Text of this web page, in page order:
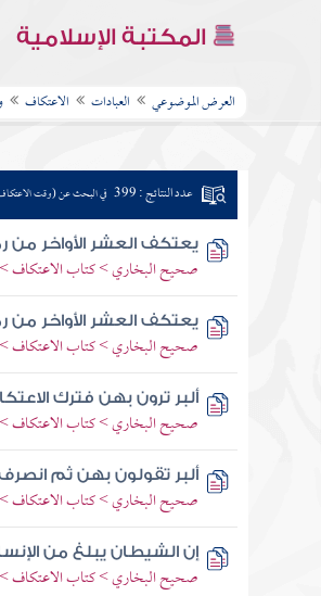
المكتبة الإسلامية
العرض الموضوعي العبادات الاعتكاف
عدد النتائج : 399 في البحث عن (وقت
يعتكف العشر الأواخر من
صحيح البخاري > كتاب الاعتكاف >
يعتكف العشر الأواخر من
صحيح البخاري > كتاب الاعتكاف >
ألبر ترون بهن فترك
صحيح البخاري > كتاب الاعتكاف >
ألبر تقولون بهن ثم
صحيح البخاري > كتاب الاعتكاف >
إن الشيطان يبلغ من
صحيح البخاري > كتاب الاعتكاف >